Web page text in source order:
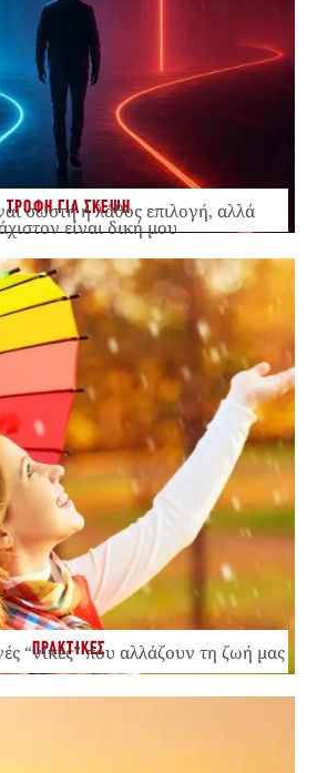
ΤΡΟΦΗ ΓΙΑ ΣΚΕΨΗ
σωστή ή λάθος επιλογή, αλλά
είναι δική μου
ΠΡΑΚΤΙΚΕΣ
“νίκες” που αλλάζουν τη ζωή μας